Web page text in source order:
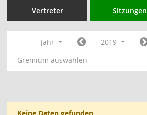
Vertreter Sitzungen
Jahr
2019
Gremium auswählen